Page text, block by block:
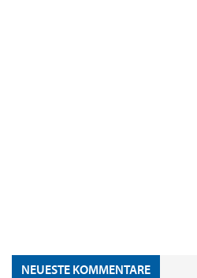
NEUESTE KOMMENTARE